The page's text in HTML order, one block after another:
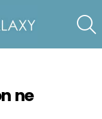
ne